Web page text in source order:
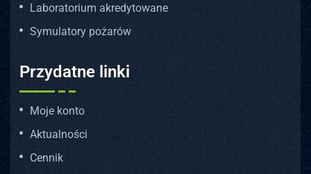
Laboratorium akredytowane
Symulatory pożarów
Przydatne linki
Moje konto
Aktualności
Cennik